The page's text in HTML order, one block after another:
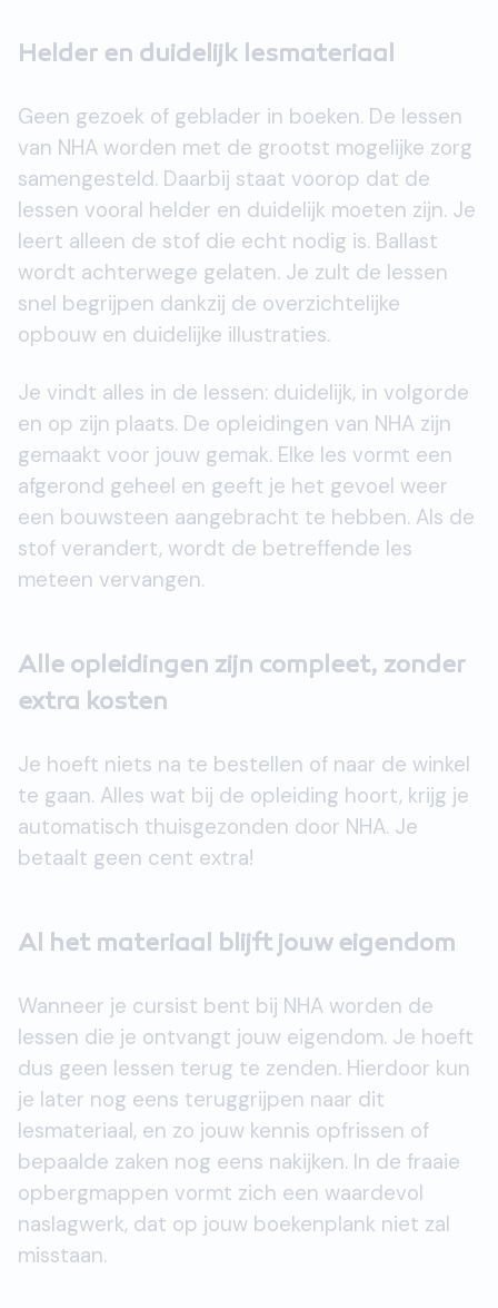
Helder en duidelijk lesmateriaal
Geen gezoek of geblader in boeken. De lessen
van NHA worden met de grootst mogelijke zorg
samengesteld. Daarbij staat voorop dat de
lessen vooral helder en duidelijk moeten zijn. Je
leert alleen de stof die echt nodig is. Ballast
wordt achterwege gelaten. Je zult de lessen
snel begrijpen dankzij de overzichtelijke
opbouw en duidelijke illustraties.
Je vindt alles in de lessen: duidelijk, in volgorde
en op zijn plaats. De opleidingen van NHA zijn
gemaakt voor jouw gemak. Elke les vormt een
afgerond geheel en geeft je het gevoel weer
een bouwsteen aangebracht te hebben. Als de
stof verandert, wordt de betreffende les
meteen vervangen.
Alle opleidingen zijn compleet, zonder
extra kosten
Je hoeft niets na te bestellen of naar de winkel
te gaan. Alles wat bij de opleiding hoort, krijg je
automatisch thuisgezonden door NHA. Je
betaalt geen cent extra!
Al het materiaal blijft jouw eigendom
Wanneer je cursist bent bij NHA worden de
lessen die je ontvangt jouw eigendom. Je hoeft
dus geen lessen terug te zenden. Hierdoor kun
je later nog eens teruggrijpen naar dit
lesmateriaal, en zo jouw kennis opfrissen of
bepaalde zaken nog eens nakijken. In de fraaie
opbergmappen vormt zich een waardevol
naslagwerk, dat op jouw boekenplank niet zal
misstaan.